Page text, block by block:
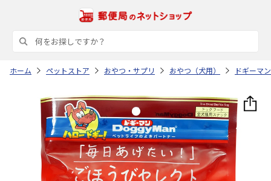
ホーム ペットストア おやつ・サプリ おやつ（犬用） ドギーマ